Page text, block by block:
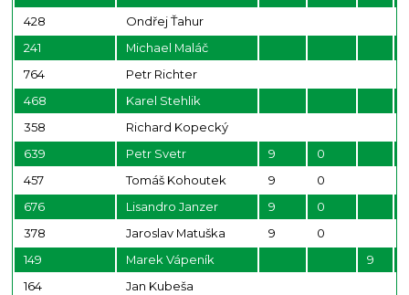
428
Ondřej Ťahur
241
Michael Maláč
764
Petr Richter
468
Karel Stehlik
358
Richard Kopecký
639
Petr Svetr 9
0
457
Tomáš Kohoutek 9
0
676
Lisandro Janzer 9
0
378
Jaroslav Matuška 9
0
149
Marek Vápeník 9
164
Jan Kubeša